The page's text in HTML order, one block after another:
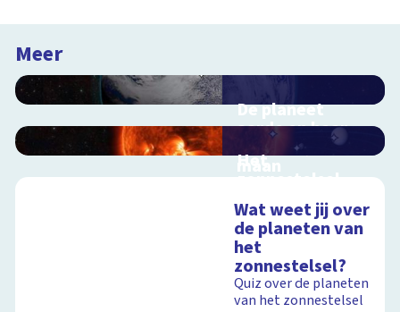
Meer
De planeet
aarde en haar
satelliet, de
maan
Interactieve
schoolplaat voorbij
de dampkring
Schoolplaat
Het
zonnestelsel
schoolplaat langs de
planeten
Schoolplaat
Wat weet jij over
de planeten van
het
zonnestelsel?
Quiz over de planeten
van het zonnestelsel